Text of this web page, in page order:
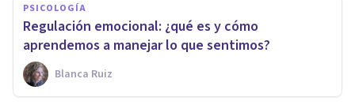
PSICOLOGÍA
Regulación emocional: ¿qué es y cómo
aprendemos a manejar lo que sentimos?
Blanca Ruiz